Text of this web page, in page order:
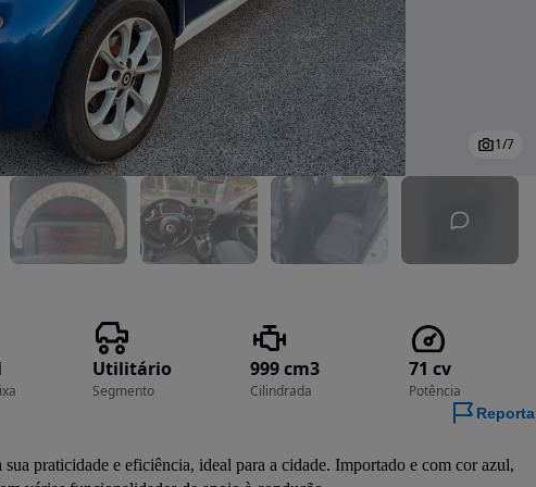
1/7
Utilitário
Segmento
999 cm3
Cilindrada
71 cv
Potência
sua praticidade e eficiência, ideal para a cidade. Importado e com cor azul,